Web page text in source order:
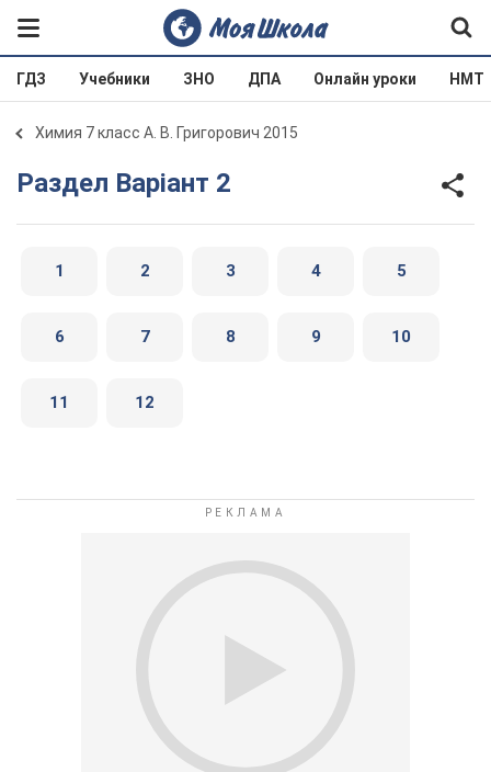
ГДЗ Учебники ЗНО ДПА Онлайн уроки НМТ
Химия 7 класс А. В. Григорович 2015
Раздел Варіант 2
1 2 3 4 5
6 7 8 9 10
11 12